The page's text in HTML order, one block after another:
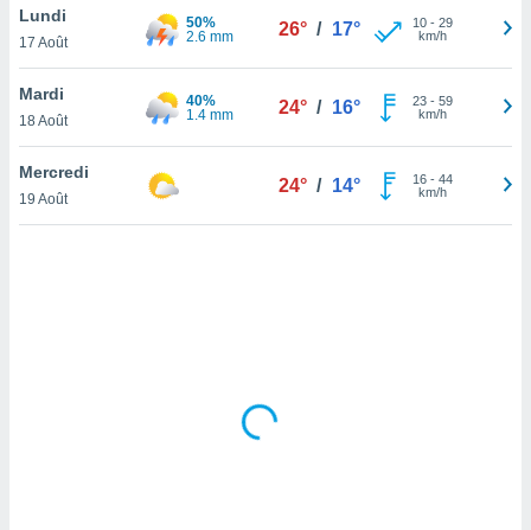
en
de
Lundi
17 Août
50%
2.6 mm
26° / 17° 10- 29
km/h
Mardi
18 Août
40%
1.4 mm
24° / 16° 23- 59
km/h
Mercredi
19 Août
24° / 14° 16- 44
km/h